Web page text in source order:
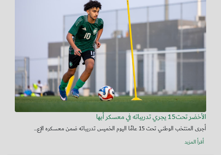
الأخضر تحت15 يجري تدريباته في معسكر أبها
أجرى المنتخب الوطني تحت 15 عامًا اليوم الخميس تدريباته ضمن معسكره الإع...
أقرأ المزيد